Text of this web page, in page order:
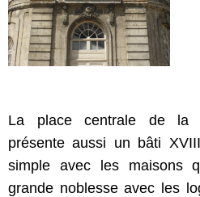
La place centrale de la
présente aussi un bâti XVIII
simple avec les maisons
grande noblesse avec les